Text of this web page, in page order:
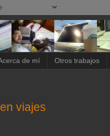
de mí Otros trabajos
viajes